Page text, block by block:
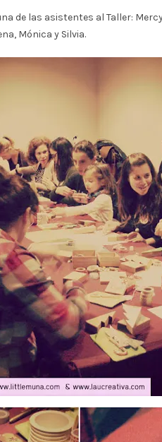
de las asistentes al Taller:
Mónica y Silvia.